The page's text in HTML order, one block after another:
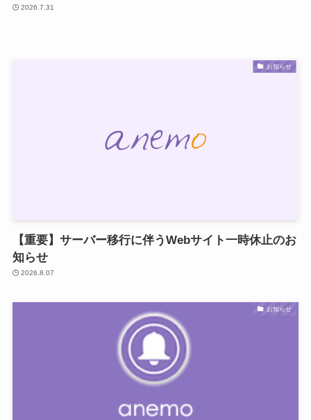
2026.7.31
お知らせ
【重要】サーバー移行に伴うWebサイト一時休止のお
知らせ
2026.8.07
お知らせ